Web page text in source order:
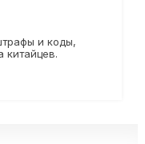
и коды,
китайцев.